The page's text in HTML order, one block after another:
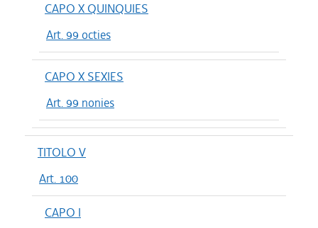
CAPO X QUINQUIES
Art. 99 octies
CAPO X SEXIES
Art. 99 nonies
TITOLO V
Art. 100
CAPO I